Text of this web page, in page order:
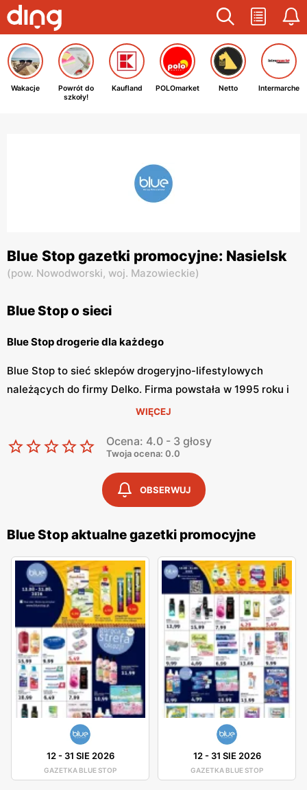
Wakacje
Powrót do
szkoły!
Kaufland POLOmarket Netto Intermarche
Blue Stop gazetki promocyjne: Nasielsk
(pow. Nowodworski, woj. Mazowieckie)
Blue Stop o sieci
Blue Stop drogerie dla każdego
Blue Stop to sieć sklepów drogeryjno-lifestylowych
należących do firmy Delko. Firma powstała w 1995 roku i
od tego czasu zapewnienia komfort i wysoką jakość dla
szeroką ofertę produktową, lecz również różnego rodzaju
usługi. Drogerie Blue Stop są praktycznie w każdym
Blue Stop szeroka oferta handlowa
Blue Stop oferuje różnego rodzaju produkty typowe dla
sklepów drogeryjnych. W sklepach sieci można znaleźć
kosmetyki marek własnych, takich jak Filip, Oskar,
Delikato, Teak, Delko Professional i wielu innych. W sklepie
są również produkty z oferty chemii domowej, takie jak
proszek do prania, płyn do naczyń lub kapsułki do
zmywarki.
Blue Stop gazetki promocyjne i okazje
Blue Stop posiada własne gazetki promocyjne, które
zawierają różnorodne okazje cenowe. W sklepie często
można trafić na przeceny i zniżki. W drogeriach Blue Stop
można dostać różnorodne produkty, na przykład proszek
do prania w promocji, tanie kosmetyki oraz produkty do
WIĘCEJ
Ocena: 4.0 - 3 głosy
Twoja ocena: 0.0
OBSERWUJ
Blue Stop aktualne gazetki promocyjne
12- 31 SIE 2026
GAZETKA BLUE STOP
12- 31 SIE 2026
GAZETKA BLUE STOP